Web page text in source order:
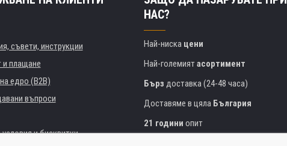
съвети, инструкции
и плащане
едро (B2B)
въпроси
и бисквитки
НАС?
Най-ниска цени
Най-големиятасортимент
Бърз доставка (24-48 часа)
Доставяме в цяла България
21 години опит